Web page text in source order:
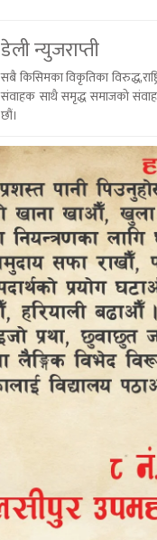
डेली न्युजराप्ती
सबै किसिमका विकृतिका
संवाहक साथै समृद्ध समाजको
छौं।